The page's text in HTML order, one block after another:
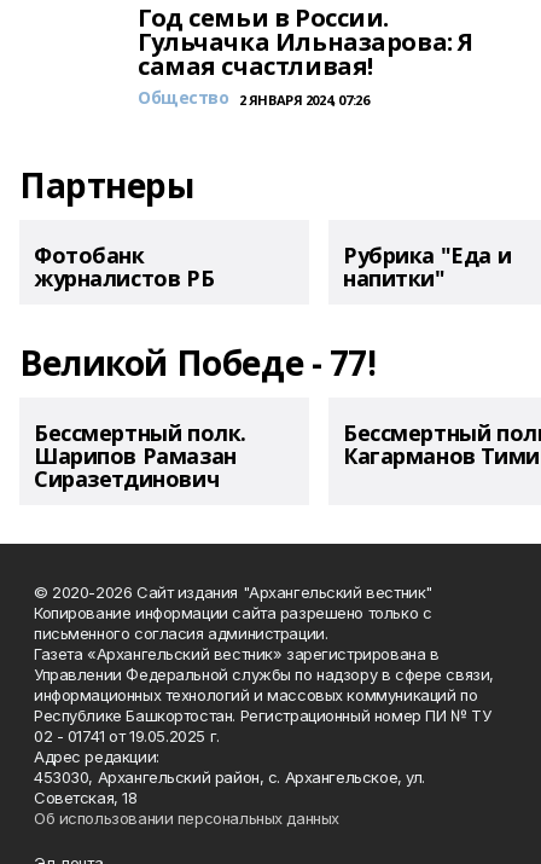
Год семьи в России.
Гульчачка Ильназарова: Я
самая счастливая!
Общество 2 ЯНВАРЯ 2024, 07:26
Партнеры
Фотобанк
журналистов РБ
Рубрика "Еда и
напитки"
Великой Победе - 77!
Бессмертный полк.
Шарипов Рамазан
Сиразетдинович
Бессмертный
Кагарманов
© 2020-2026 Сайт издания "Архангельский вестник"
Копирование информации сайта разрешено только с
письменного согласия администрации.
Газета «Архангельский вестник» зарегистрирована в
Управлении Федеральной службы по надзору в сфере связи,
информационных технологий и массовых коммуникаций по
Республике Башкортостан. Регистрационный номер ПИ № ТУ
02 - 01741 от 19.05.2025 г.
Адрес редакции:
453030, Архангельский район, с. Архангельское, ул.
Советская, 18
Об использовании персональных данных